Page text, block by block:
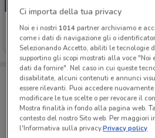
Camicissima
Scade il 31/08
Porta DoveConviene
Puoi trovare le migliori
salvarle e creare la tua lista
dal tuo cellulare.
Ci importa della tua privacy
Noi e i nostri 1014partner archiviamo e
come i dati di navigazione gli o
Selezionando Accetto, abiliti le tecnologie
supportino gli scopi mostrati alla voce "Noi
dati da fornire". Nel caso in cui queste
disabilitate, alcuni contenuti e annunci
essere rilevanti. Puoi accedere
modificare le tue scelte o per revocare il
Mostra finalità in fondo alla pagina web.
contesto del nostro Sito web. Per maggiori
l'Informativa sulla privacy.Privacy policy